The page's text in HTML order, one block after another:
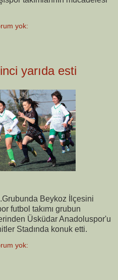
yok:
yarıda esti
Beykoz İlçesini
futbol takımı grubun
Üsküdar Anadoluspor'u
Stadında konuk etti.
yok: